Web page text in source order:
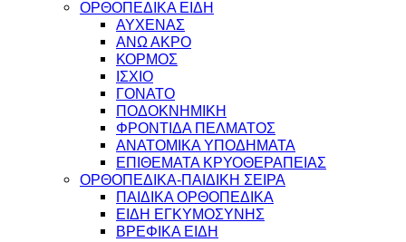
ΟΡΘΟΠΕΔΙΚΑ ΕΙΔΗ
ΑΥΧΕΝΑΣ
ΑΝΩ ΑΚΡΟ
ΚΟΡΜΟΣ
ΙΣΧΙΟ
ΓΟΝΑΤΟ
ΠΟΔΟΚΝΗΜΙΚΗ
ΦΡΟΝΤΙΔΑ ΠΕΛΜΑΤΟΣ
ΑΝΑΤΟΜΙΚΑ ΥΠΟΔΗΜΑΤΑ
ΕΠΙΘΕΜΑΤΑ ΚΡΥΟΘΕΡΑΠΕΙΑΣ
ΟΡΘΟΠΕΔΙΚΑ-ΠΑΙΔΙΚΗ ΣΕΙΡΑ
ΠΑΙΔΙΚΑ ΟΡΘΟΠΕΔΙΚΑ
ΕΙΔΗ ΕΓΚΥΜΟΣΥΝΗΣ
ΒΡΕΦΙΚΑ ΕΙΔΗ